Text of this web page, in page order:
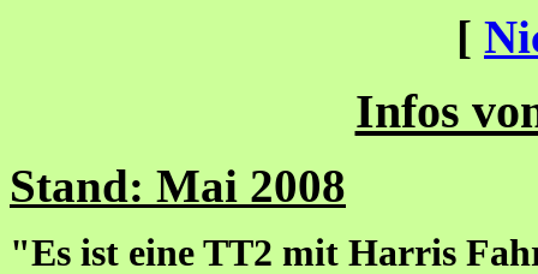
[
Infos
Stand: Mai 2008
"Es ist eine TT2 mit Harris